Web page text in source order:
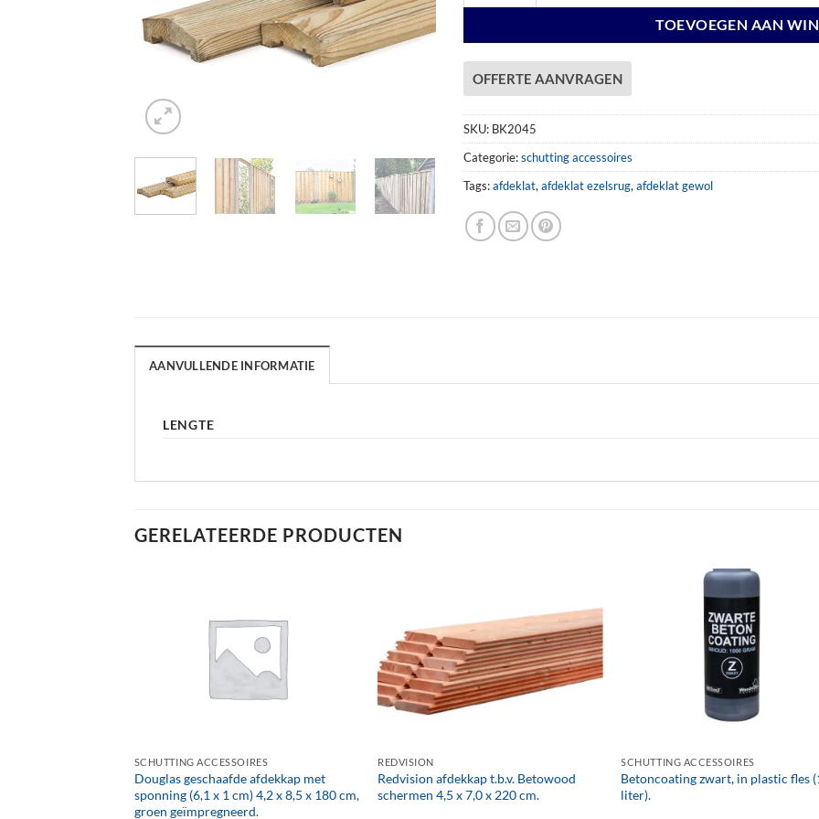
TOEVOEGEN AAN
OFFERTE AANVRAGEN
SKU: BK2045
Categorie:schutting accessoires
Tags:afdeklat, afdeklat ezelsrug, afdeklat gewol
AANVULLENDE INFORMATIE
LENGTE
GERELATEERDE PRODUCTEN
SCHUTTING ACCESSOIRES
Douglas geschaafde afdekkap met
sponning (6,1 x 1 cm) 4,2 x 8,5 x 180 cm,
groen geïmpregneerd.
REDVISION
Redvision afdekkap t.b.v. Betowood
schermen 4,5 x 7,0 x 220 cm.
SCHUTTING ACCESSOIRES
Betoncoating zwart, in plastic fles
liter).